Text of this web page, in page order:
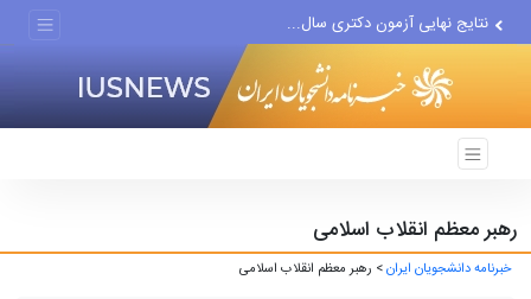
نتایج نهایی آزمون دکتری سال...
رهبر معظم انقلاب اسلامی
خبرنامه دانشجویان ایران> رهبر معظم انقلاب اسلامی